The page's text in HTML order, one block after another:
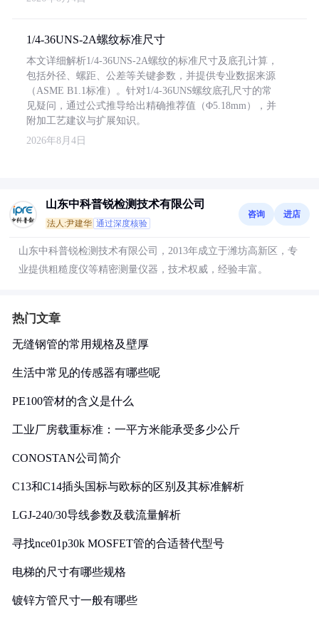
1/4-36UNS-2A螺纹标准尺寸
本文详细解析1/4-36UNS-2A螺纹的标准尺寸及底孔计算，
包括外径、螺距、公差等关键参数，并提供专业数据来源
（ASME B1.1标准）。针对1/4-36UNS螺纹底孔尺寸的常
见疑问，通过公式推导给出精确推荐值（Φ5.18mm），并
附加工艺建议与扩展知识。
2026年8月4日
山东中科普锐检测技术有限公司
法人:尹建华 通过深度核验
咨询 进店
山东中科普锐检测技术有限公司，2013年成立于潍坊高新区，专
业提供粗糙度仪等精密测量仪器，技术权威，经验丰富。
热门文章
无缝钢管的常用规格及壁厚
生活中常见的传感器有哪些呢
PE100管材的含义是什么
工业厂房载重标准：一平方米能承受多少公斤
CONOSTAN公司简介
C13和C14插头国标与欧标的区别及其标准解析
LGJ-240/30导线参数及载流量解析
寻找nce01p30k MOSFET管的合适替代型号
电梯的尺寸有哪些规格
镀锌方管尺寸一般有哪些